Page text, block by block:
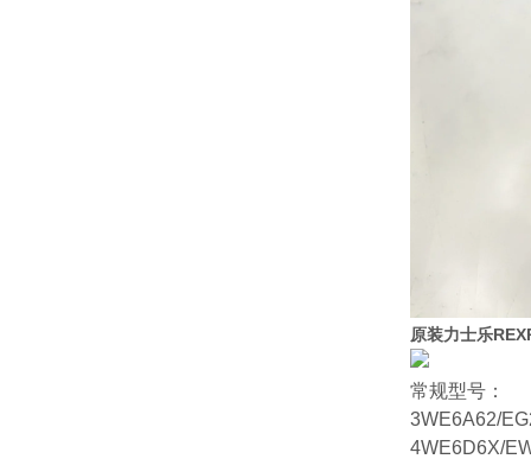
原装力士乐
常规型号：
3WE6A62/
4WE6D6X/